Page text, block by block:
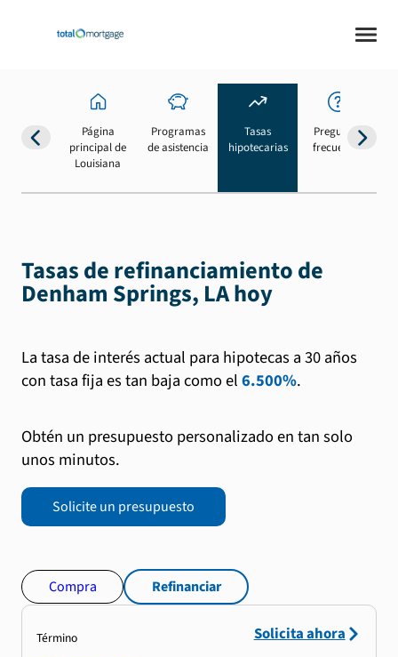
Página
principal de
Louisiana
Programas
de asistencia
Tasas
hipotecarias
Preguntas
frecuentes
Tasas de refinanciamiento de
Denham Springs, LA hoy
La tasa de interés actual para hipotecas a 30 años
con tasa fija es tan baja como el6.500%.
Obtén un presupuesto personalizado en tan solo
unos minutos.
Solicite un presupuesto
Compra Refinanciar
Término Solicita ahora